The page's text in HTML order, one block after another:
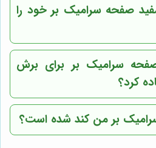
صفحه سرامیک بر خود را
سرامیک بر برای برش
کرد؟
بر من کند شده است؟